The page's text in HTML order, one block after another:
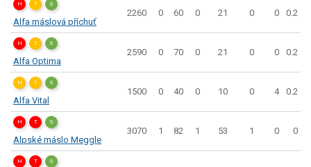
H T S
Alfa máslová příchuť
2260 0 60 0 21 0 0 0.2
H T S
Alfa Optima
2590 0 70 0 21 0 0 0.2
H T S
Alfa Vital
1500 0 40 0 10 0 4 0.2
H T S
Alpské máslo Meggle
3070 1 82 1 53 1 0 0
H T S